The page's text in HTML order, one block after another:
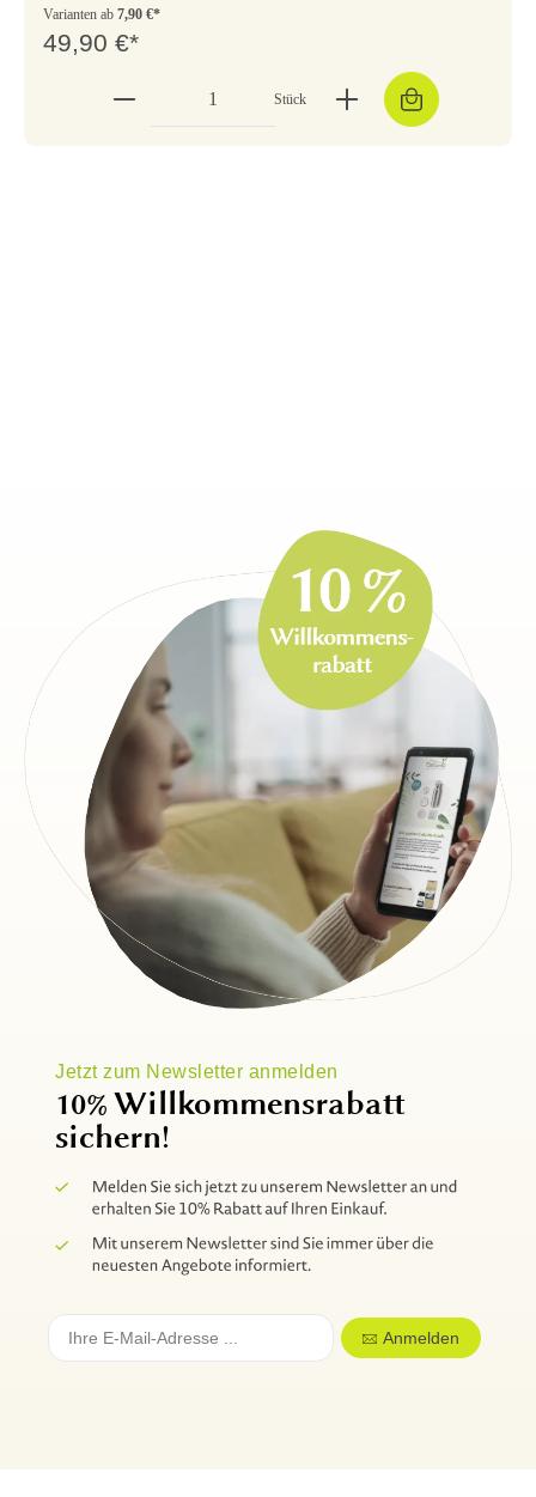
Varianten ab 7,90 €*
49,90 €*
Stück
Jetzt zum Newsletter anmelden
10% Willkommensrabatt
sichern!
Anmelden